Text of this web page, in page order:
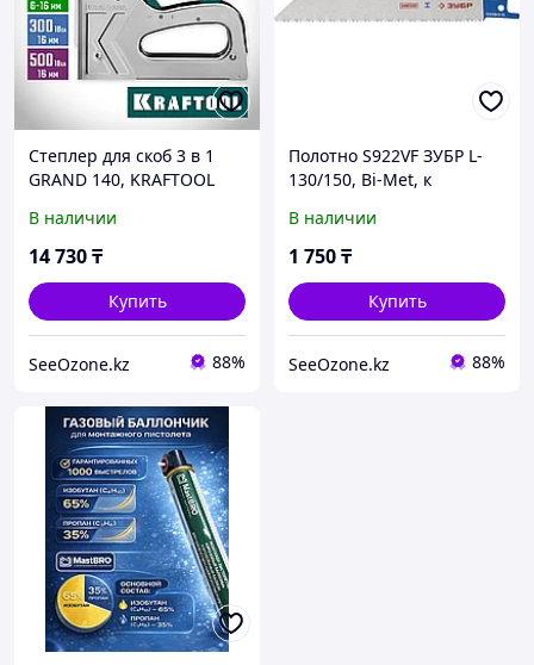
Степлер для скоб 3 в 1
GRAND 140, KRAFTOOL
(3185)
В наличии
14 730₸
Купить
SeeOzone.kz 88%
Полотно S922VF ЗУБР L-
130/150, Bi-Met, к
электроножовке (155700-
U-13)
В наличии
1 750₸
Купить
SeeOzone.kz 88%